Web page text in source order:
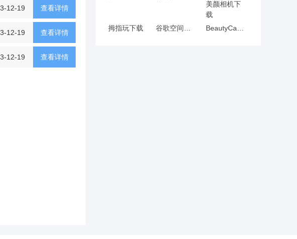
查看详情
12-19
查看详情
12-19
查看详情
12-19
拇指玩下载